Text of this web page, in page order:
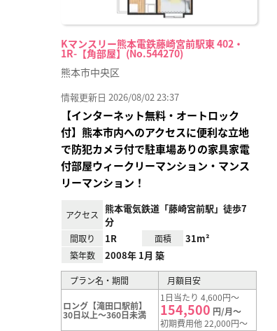
Kマンスリー熊本電鉄藤崎宮前駅東 402・
1R-【角部屋】(No.544270)
熊本市中央区
情報更新日 2026/08/02 23:37
【インターネット無料・オートロック
付】熊本市内へのアクセスに便利な立地
で防犯カメラ付で駐車場ありの家具家電
付部屋ウィークリーマンション・マンス
リーマンション！
アクセス
熊本電気鉄道「藤崎宮前駅」徒歩7
分
間取り 1R 面積 31m²
築年数 2008年 1月 築
プラン名・期間 月額目安
ロング【滝田口駅前】
30日以上～360日未満
1日当たり 4,600円～
154,500 円/月～
初期費用他 22,000円～